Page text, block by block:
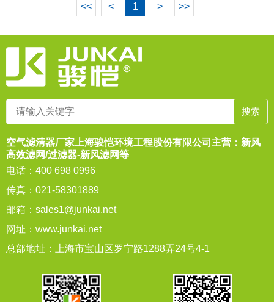
<< < 1 > >>
空气滤清器厂家上海骏恺环境工程股份有限公司主营：新风
高效滤网/过滤器-新风滤网等
电话：400 698 0996
传真：021-58301889
邮箱： sales1@junkai.net
网址： www.junkai.net
总部地址：上海市宝山区罗宁路1288弄24号4-1